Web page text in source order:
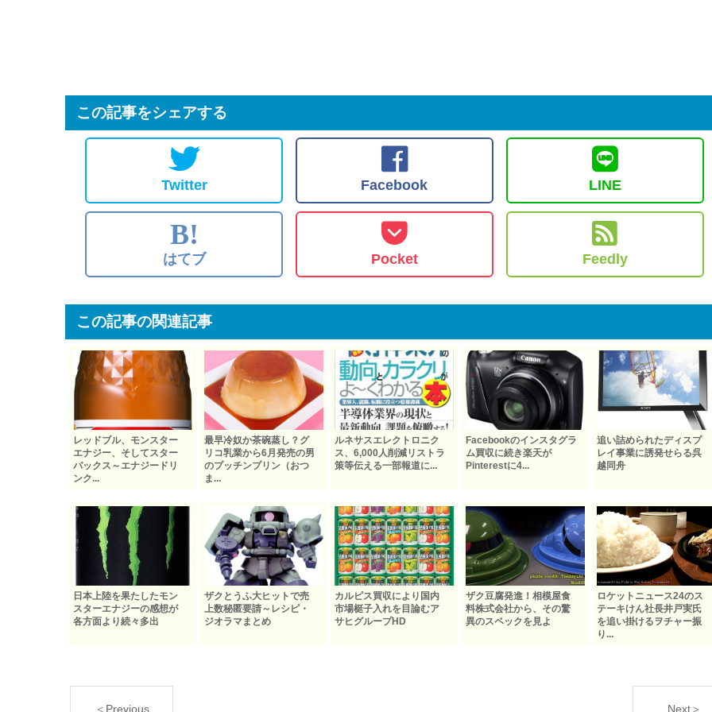
この記事をシェアする
Twitter Facebook LINE
B!
はてブ Pocket Feedly
この記事の関連記事
レッドブル、モンスター
エナジー、そしてスター
バックス～エナジードリ
ンク...
最早冷奴か茶碗蒸し？グ
リコ乳業から6月発売の男
のプッチンプリン（おつ
ま...
ルネサスエレクトロニク
ス、6,000人削減リストラ
策等伝える一部報道に...
Facebookのインスタグラ
ム買収に続き楽天が
Pinterestに4...
追い詰められたディスプ
レイ事業に誘発せらる呉
越同舟
日本上陸を果たしたモン
スターエナジーの感想が
各方面より続々多出
ザクとうふ大ヒットで売
上数秘匿要請～レシピ・
ジオラマまとめ
カルピス買収により国内
市場梃子入れを目論むア
サヒグループHD
ザク豆腐発進！相模屋食
料株式会社から、その驚
異のスペックを見よ
ロケットニュース24のス
テーキけん社長井戸実氏
を追い掛けるヲチャー振
り...
＜Previous Next＞